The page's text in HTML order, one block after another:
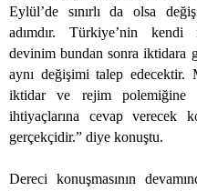
Eylül’de sınırlı da olsa
adımdır. Türkiye’nin
devinim bundan sonra iktidara
aynı değişimi talep edecektir.
iktidar ve rejim polemiğine
ihtiyaçlarına cevap verecek
gerçekçidir.” diye konuştu.
Dereci konuşmasının